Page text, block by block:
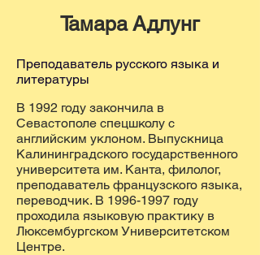
Тамара Адлунг
Преподаватель русского языка и
литературы
В 1992 году закончила в
Севастополе спецшколу с
английским уклоном. Выпускница
Калининградского государственного
университета им. Канта, филолог,
преподаватель французского языка,
переводчик. В 1996-1997 году
проходила языковую практику в
Люксембургском Университетском
Центре.